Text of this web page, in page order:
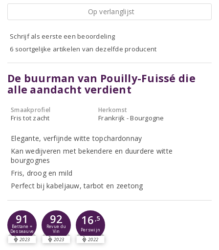
Op verlanglijst
Schrijf als eerste een beoordeling
6 soortgelijke artikelen van dezelfde producent
De buurman van Pouilly-Fuissé die
alle aandacht verdient
Smaakprofiel
Fris tot zacht
Herkomst
Frankrijk - Bourgogne
Elegante, verfijnde witte topchardonnay
Kan wedijveren met bekendere en duurdere witte
bourgognes
Fris, droog en mild
Perfect bij kabeljauw, tarbot en zeetong
91
Bettane +
Desseauve
2023
92
Revue du
Vin
2023
16 ,5
Perswijn
2022